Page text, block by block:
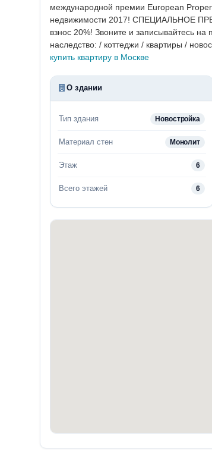
международной премии European
недвижимости 2017! СПЕЦИАЛЬНОЕ
взнос 20%! Звоните и записывайтесь
наследство: / коттеджи / квартиры /
купить квартиру в Москве
О здании
Тип здания Новостройка
Материал стен Монолит
Этаж 6
Всего этажей 6